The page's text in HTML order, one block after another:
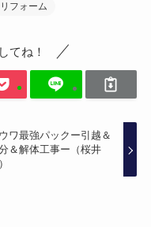
リフォーム
てね！
ワ最強パックー引越＆
＆解体工事ー（桜井